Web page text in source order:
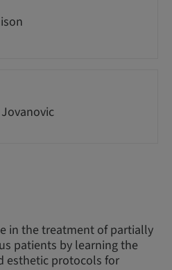
in the treatment of partially
patients by learning the
esthetic protocols for